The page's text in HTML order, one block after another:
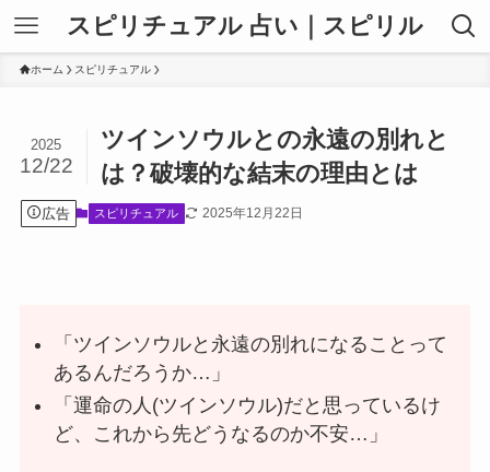
スピリチュアル 占い｜スピリル
ホーム スピリチュアル
ツインソウルとの永遠の別れと
は？破壊的な結末の理由とは
2025
12/22
広告 スピリチュアル 2025年12月22日
「ツインソウルと永遠の別れになることって
あるんだろうか…」
「運命の人(ツインソウル)だと思っているけ
ど、これから先どうなるのか不安…」